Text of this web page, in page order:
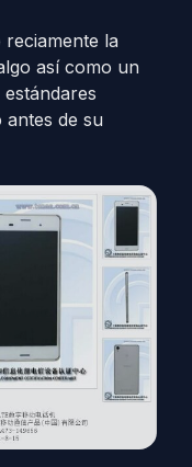
reciamente la
así como un
antes de su